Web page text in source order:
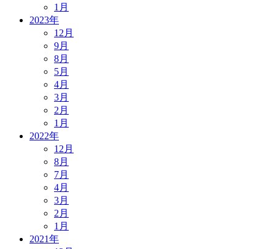
1月
2023年
12月
9月
8月
5月
4月
3月
2月
1月
2022年
12月
8月
7月
4月
3月
2月
1月
2021年